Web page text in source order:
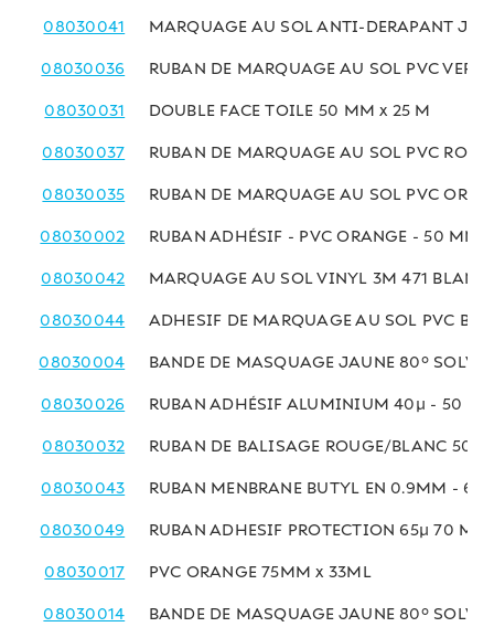
08030041 MARQUAGE AU SOL ANTI-DERAPANT
08030036 RUBAN DE MARQUAGE AU SOL PVC
08030031 DOUBLE FACE TOILE 50 MM x 25 M
08030037 RUBAN DE MARQUAGE AU SOL PVC
08030035 RUBAN DE MARQUAGE AU SOL PVC
08030002 RUBAN ADHÉSIF - PVC ORANGE - 50 MM
08030042 MARQUAGE AU SOL VINYL 3M 471
08030044 ADHESIF DE MARQUAGE AU SOL PVC
08030004 BANDE DE MASQUAGE JAUNE 80°
08030026 RUBAN ADHÉSIF ALUMINIUM 40µ - 50
08030032 RUBAN DE BALISAGE ROUGE/BLANC 50
08030043 RUBAN MENBRANE BUTYL EN 0.9MM -
08030049 RUBAN ADHESIF PROTECTION 65µ 70
08030017 PVC ORANGE 75MM x 33ML
08030014 BANDE DE MASQUAGE JAUNE 80°